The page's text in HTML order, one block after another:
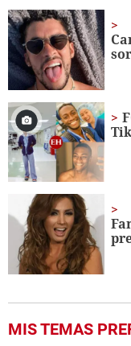
1
minute,
56
seconds
MIS TEMAS